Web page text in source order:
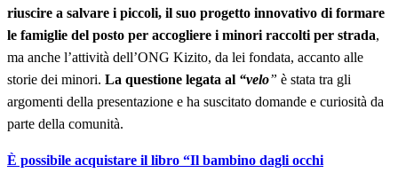
riuscire a salvare i piccoli, il suo progetto innovativo di formare
le famiglie del posto per accogliere i minori raccolti per strada,
ma anche l’attività dell’ONG Kizito, da lei fondata, accanto alle
storie dei minori. La questione legata al “velo” è stata tra gli
argomenti della presentazione e ha suscitato domande e curiosità da
parte della comunità.
È possibile acquistare il libro “Il bambino dagli occhi